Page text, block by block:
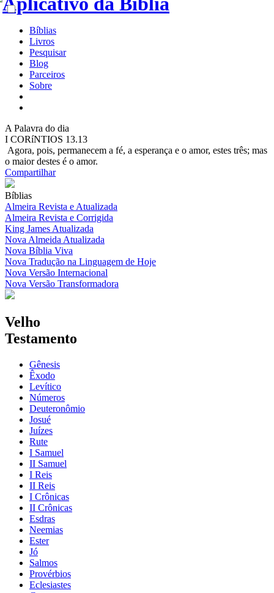
Bíblias
Livros
Pesquisar
Blog
Parceiros
Sobre
A Palavra do dia
I CORíNTIOS 13.13
Agora, pois, permanecem a fé, a esperança e o amor, estes três; mas
o maior destes é o amor.
Compartilhar
Bíblias
Almeira Revista e Atualizada
Almeira Revista e Corrigida
King James Atualizada
Nova Almeida Atualizada
Nova Bíblia Viva
Nova Tradução na Linguagem de Hoje
Nova Versão Internacional
Nova Versão Transformadora
Velho
Testamento
Gênesis
Êxodo
Levítico
Números
Deuteronômio
Josué
Juízes
Rute
I Samuel
II Samuel
I Reis
II Reis
I Crônicas
II Crônicas
Esdras
Neemias
Ester
Jó
Salmos
Provérbios
Eclesiastes